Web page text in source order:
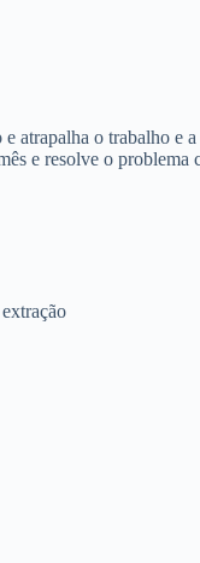
atrapalha o trabalho e
e resolve o problema